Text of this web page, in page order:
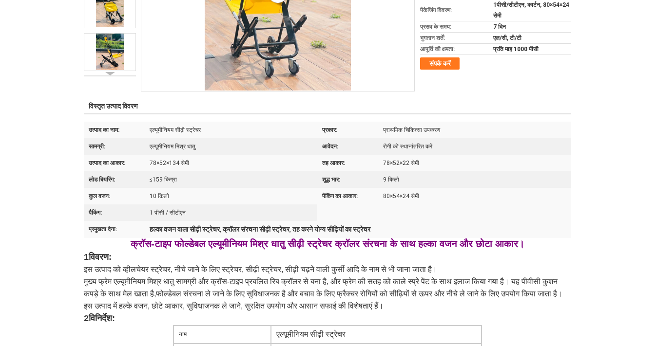
पैकेजिंग विवरण:
1पीसी/सीटीएन, कार्टन, 80×54×24
सेमी
प्रसव के समय:
7 दिन
भुगतान शर्तें:
एल/सी, टी/टी
आपूर्ति की क्षमता:
प्रति माह 1000 पीसी
संपर्क करें
विस्तृत उत्पाद विवरण
उत्पाद का नाम: एल्यूमीनियम सीढ़ी स्ट्रेचर प्रकार: प्राथमिक चिकित्सा उपकरण
सामग्री: एल्यूमीनियम मिश्र धातु आवेदन: रोगी को स्थानांतरित करें
उत्पाद का आकार: 78×52×134 सेमी तह आकार: 78×52×22 सेमी
लोड बियरिंग: ≤159 किग्रा शुद्ध भार: 9 किलो
कुल वजन: 10 किलो पैकिंग का आकार: 80×54×24 सेमी
पैकिंग: 1 पीसी / सीटीएन
प्रमुखता देना: हल्का वजन वाला सीढ़ी स्ट्रेचर,क्रॉलर संरचना सीढ़ी स्ट्रेचर,तह करने योग्य सीढ़ियों का स्ट्रेचर
क्रॉस-टाइप फोल्डेबल एल्यूमीनियम मिश्र धातु सीढ़ी स्ट्रेचर क्रॉलर संरचना के साथ हल्का वजन और छोटा आकार।
1विवरण:
इस उत्पाद को व्हीलचेयर स्ट्रेचर, नीचे जाने के लिए स्ट्रेचर, सीढ़ी स्ट्रेचर, सीढ़ी चढ़ने वाली कुर्सी आदि के नाम से भी जाना जाता है।
मुख्य फ्रेम एल्यूमीनियम मिश्र धातु सामग्री और क्रॉस-टाइप प्रबलित रिब क्रॉलर से बना है, और फ्रेम की सतह को काले स्प्रे पेंट के साथ इलाज किया गया है। यह पीवीसी कुशन
कपड़े के साथ मेल खाता है,फोल्डेबल संरचना ले जाने के लिए सुविधाजनक है और बचाव के लिए फ्रैक्चर रोगियों को सीढ़ियों से ऊपर और नीचे ले जाने के लिए उपयोग किया जाता है।
इस उत्पाद में हल्के वजन, छोटे आकार, सुविधाजनक ले जाने, सुरक्षित उपयोग और आसान सफाई की विशेषताएं हैं।
2विनिर्देश:
नाम एल्यूमीनियम सीढ़ी स्ट्रेचर